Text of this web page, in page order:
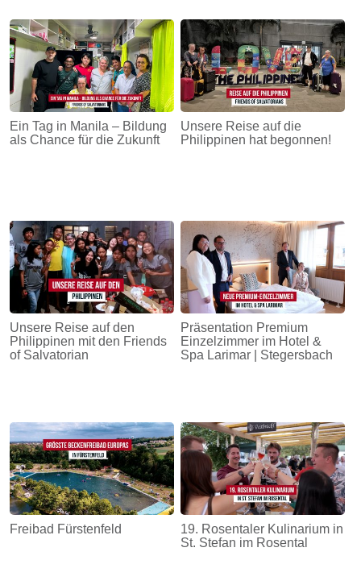
Ein Tag in Manila – Bildung
als Chance für die Zukunft
Unsere Reise auf die
Philippinen hat begonnen!
Unsere Reise auf den
Philippinen mit den Friends
of Salvatorian
Präsentation Premium
Einzelzimmer im Hotel &
Spa Larimar | Stegersbach
Freibad Fürstenfeld
19. Rosentaler Kulinarium in
St. Stefan im Rosental